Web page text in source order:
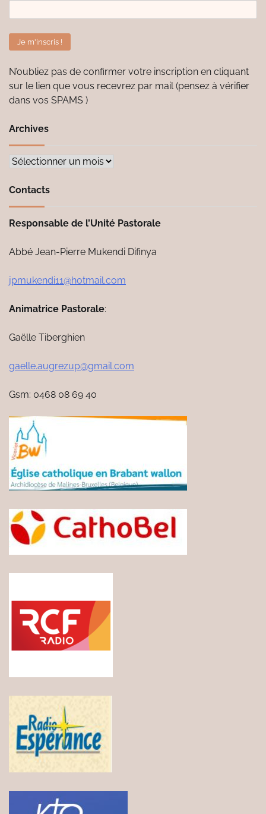
N’oubliez pas de confirmer votre inscription en cliquant
sur le lien que vous recevrez par mail (pensez à vérifier
dans vos SPAMS )
Archives
Archives
Contacts
Responsable de l’Unité Pastorale
Abbé Jean-Pierre Mukendi Difinya
jpmukendi11@hotmail.com
Animatrice Pastorale:
Gaëlle Tiberghien
gaelle.augrezup@gmail.com
Gsm: 0468 08 69 40